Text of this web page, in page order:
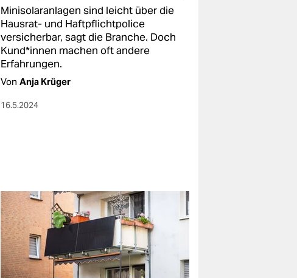
Minisolaranlagen sind leicht über die
Hausrat- und Haftpflichtpolice
versicherbar, sagt die Branche. Doch
Kun­d*in­nen machen oft andere
Erfahrungen.
Von Anja Krüger
16.5.2024